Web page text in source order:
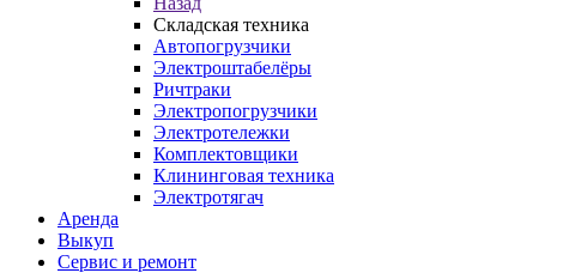
Складская техника
Автопогрузчики
Электроштабелёры
Ричтраки
Электропогрузчики
Электротележки
Комплектовщики
Клининговая техника
Электротягач
Аренда
Выкуп
Сервис и ремонт